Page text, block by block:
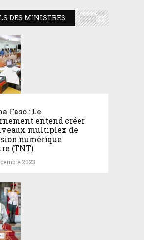
DES MINISTRES
Faso : Le
entend créer
multiplex de
numérique
(TNT)
2023